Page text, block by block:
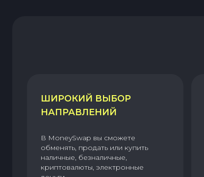
ШИРОКИЙ ВЫБОР
НАПРАВЛЕНИЙ
В MoneySwap вы сможете
обменять, продать или купить
наличные, безналичные,
криптовалюты, электронные